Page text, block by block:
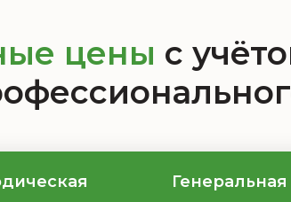
цены с
Генеральная